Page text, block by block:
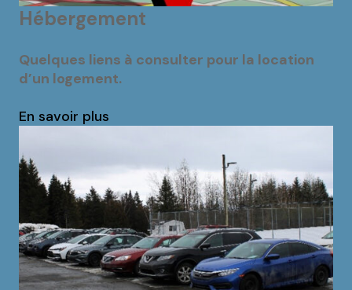
Hébergement
Quelques liens à consulter pour la location
d’un logement.
En savoir plus